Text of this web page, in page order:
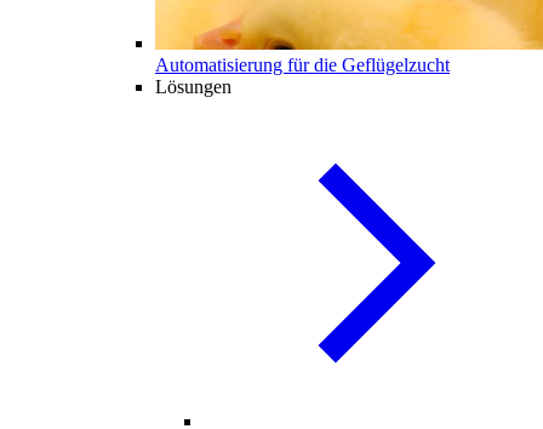
Automatisierung für die Geflügelzucht
Lösungen